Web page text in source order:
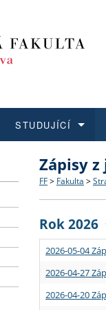
Struktura
Strategie
Podpora
Co
Učitelské
STUDUJÍCÍ
Rigorózní
O vědě a
Granty a
Aktuální
Zápisy
FF > Fakulta >
Rok 2026
2026-05-04
2026-04-27
2026-04-20